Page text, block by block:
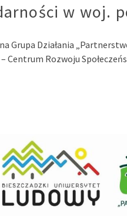
w woj.
Grupa Działania
Rozwoju